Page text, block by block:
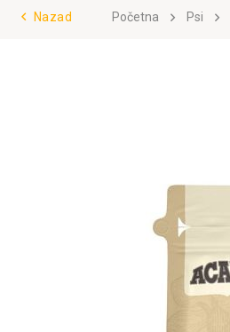
Nazad Početna Psi